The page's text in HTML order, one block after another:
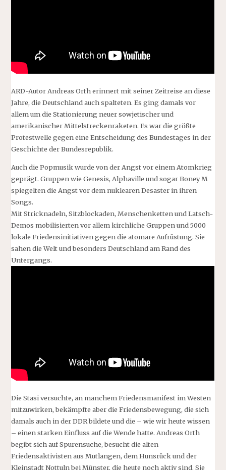
ARD-Autor Andreas Orth erinnert mit seiner Zeitreise an diese
Jahre, die Deutschland auch spalteten. Es ging damals vor
allem um die Stationierung neuer sowjetischer und
amerikanischer Mittelstreckenraketen. Es war die größte
Protestwelle gegen eine Entscheidung des Bundestages in der
Geschichte der Bundesrepublik.
Auch die Popmusik wurde von der Angst vor einem Atomkrieg
geprägt. Gruppen wie Genesis, Alphaville und sogar Boney M
spiegelten die Angst vor dem nuklearen Desaster in ihren
Songs.
Mit Stricknadeln, Sitzblockaden, Menschenketten und Latsch-
Demos mobilisierten vor allem kirchliche Gruppen und 5000
lokale Friedensinitiativen gegen die atomare Aufrüstung. Sie
sahen die Welt und besonders Deutschland am Rand des
Untergangs.
Die Stasi versuchte, an manchem Friedensmanifest im Westen
mitzuwirken, bekämpfte aber die Friedensbewegung, die sich
damals auch in der DDR bildete und die – wie wir heute wissen
– einen starken Einfluss auf die Wende hatte. Andreas Orth
begibt sich auf Spurensuche, besucht die alten
Friedensaktivisten aus Mutlangen, dem Hunsrück und der
Kleinstadt Nottuln bei Münster, die heute noch aktiv sind. Sie